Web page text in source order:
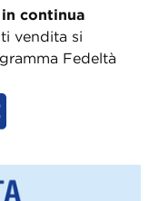
continua
vendita si
Fedeltà